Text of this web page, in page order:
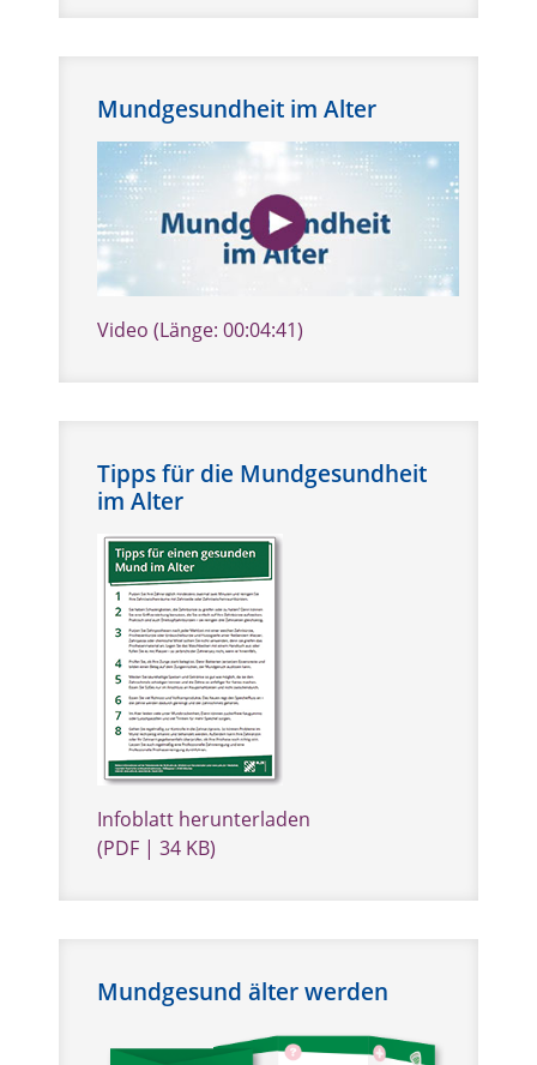
Mundgesundheit im Alter
Video (Länge: 00:04:41)
Tipps für die Mundgesundheit
im Alter
Infoblatt herunterladen
(PDF | 34 KB)
Mundgesund älter werden